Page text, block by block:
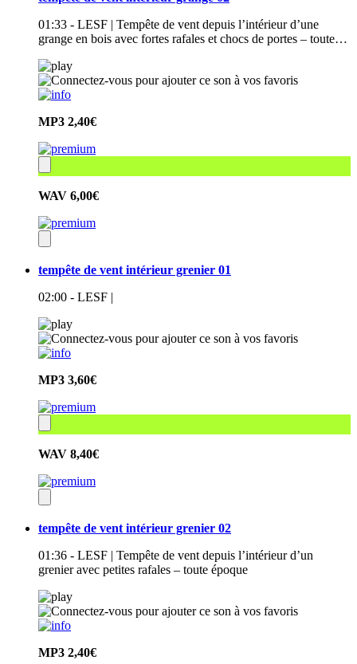
01:33 - LESF | Tempête de vent depuis l’intérieur d’une
grange en bois avec fortes rafales et chocs de portes – toute…
MP3 2,40€
WAV 6,00€
tempête de vent intérieur grenier 01
02:00 - LESF |
MP3 3,60€
WAV 8,40€
tempête de vent intérieur grenier 02
01:36 - LESF | Tempête de vent depuis l’intérieur d’un
grenier avec petites rafales – toute époque
MP3 2,40€